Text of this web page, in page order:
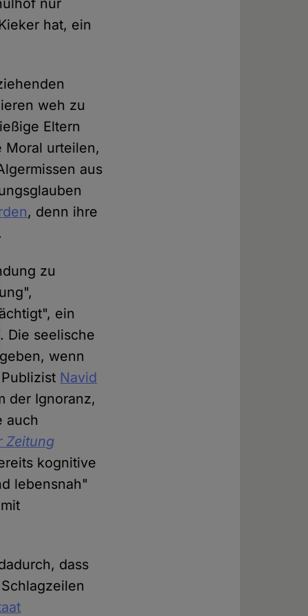
nur
hat, ein
weh zu
Eltern
Moral urteilen,
aus
, denn ihre
zu
ein
Die seelische
wenn
Navid
der Ignoranz,
auch
Zeitung
kognitive
lebensnah"
dass